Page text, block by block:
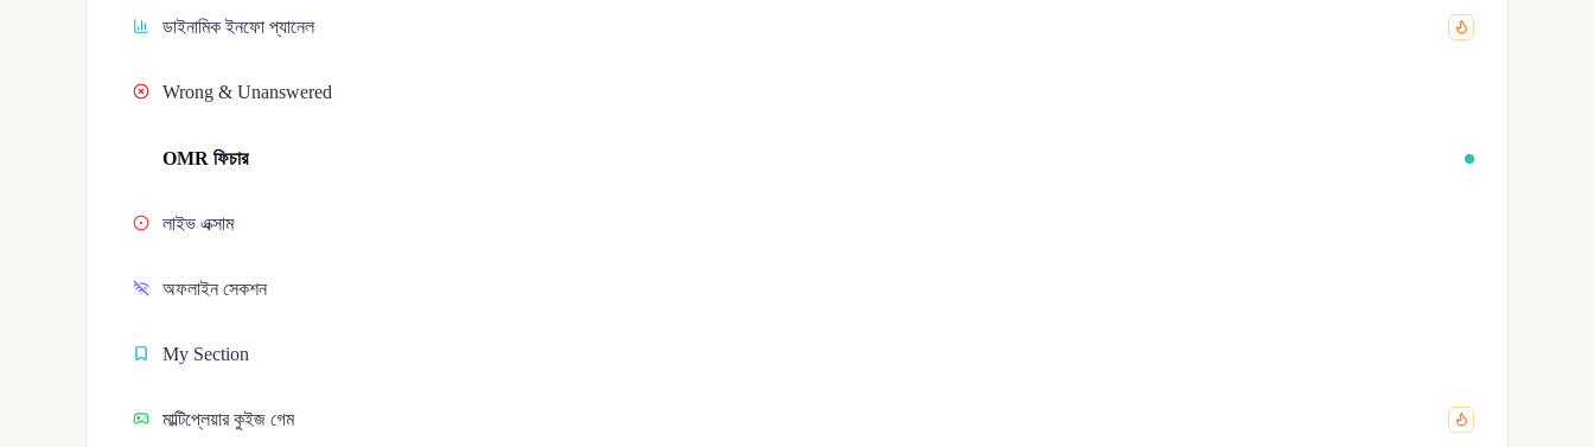
ডাইনামিক ইনফো প্যানেল
Wrong & Unanswered
OMR ফিচার
লাইভ এক্সাম
অফলাইন সেকশন
My Section
মাল্টিপ্লেয়ার কুইজ গেম